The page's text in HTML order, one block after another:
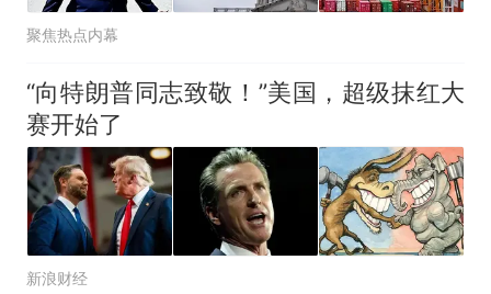
聚焦热点内幕
“向特朗普同志致敬！”美国，超级抹红大
赛开始了
新浪财经